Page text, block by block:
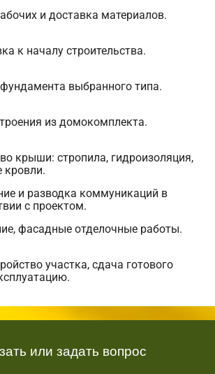
и доставка материалов.
к началу строительства.
выбранного типа.
из домокомплекта.
крыши: стропила, гидроизоляция,
кровли.
и разводка коммуникаций в
с проектом.
фасадные отделочные работы.
участка, сдача готового
или задать вопрос